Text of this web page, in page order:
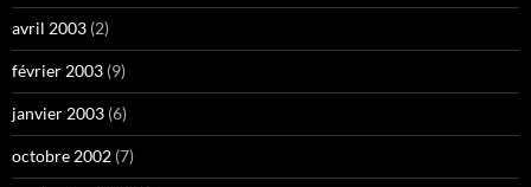
avril 2003 (2)
février 2003 (9)
janvier 2003 (6)
octobre 2002 (7)